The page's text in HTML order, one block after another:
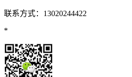
联系方式：13020244422
*